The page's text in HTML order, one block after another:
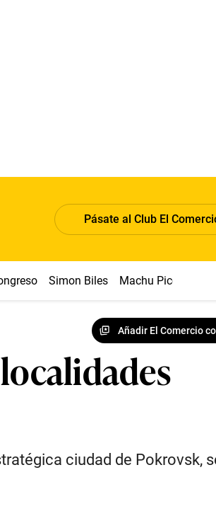
Pásate al Club El
Simon Biles Machu Picchu
Añadir El Comercio
ciudad de Pokrovsk,